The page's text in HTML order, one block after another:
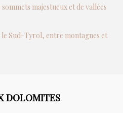
majestueux et de vallées
Sud-Tyrol, entre montagnes et
DOLOMITES